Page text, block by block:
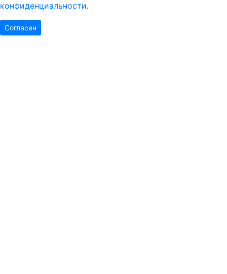
конфиденциальности.
Согласен